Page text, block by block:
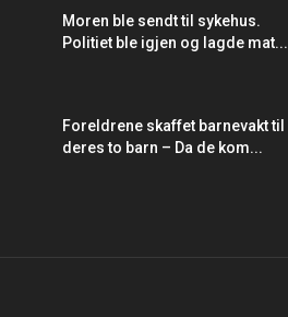
Moren ble sendt til sykehus.
Politiet ble igjen og lagde mat...
Foreldrene skaffet barnevakt til
deres to barn – Da de kom...